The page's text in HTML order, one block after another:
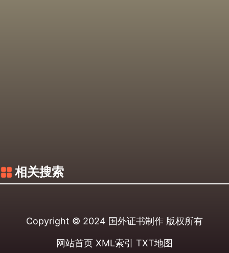
相关搜索
Copyright © 2024 国外证书制作 版权所有
网站首页 XML索引 TXT地图